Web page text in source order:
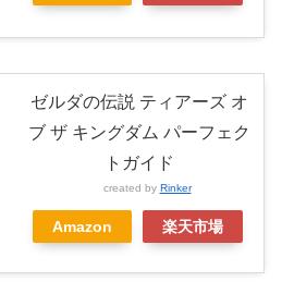
ゼルダの伝説 ティアーズ オ
ブ ザ キングダム パーフェク
トガイド
created by Rinker
Amazon 楽天市場